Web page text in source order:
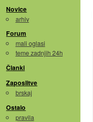
Novice
arhiv
Forum
mali oglasi
teme zadnjih 24h
Članki
Zaposlitve
brskaj
Ostalo
pravila